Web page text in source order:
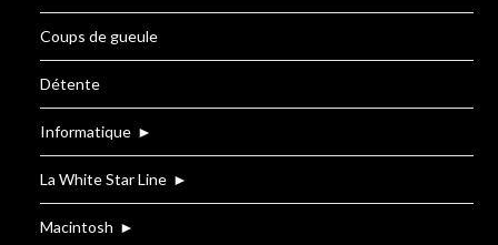
Coups de gueule
Détente
Informatique ►
La White Star Line ►
Macintosh ►